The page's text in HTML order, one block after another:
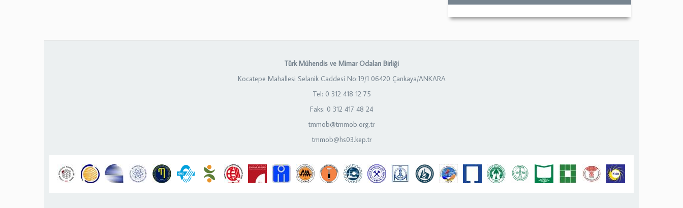
Türk Mühendis ve Mimar Odaları Birliği
Kocatepe Mahallesi Selanik Caddesi No:19/1 06420 Çankaya/ANKARA
Tel: 0 312 418 12 75
Faks: 0 312 417 48 24
tmmob@tmmob.org.tr
tmmob@hs03.kep.tr